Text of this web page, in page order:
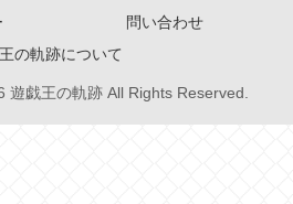
問い合わせ
の軌跡について
戯王の軌跡 All Rights Reserved.